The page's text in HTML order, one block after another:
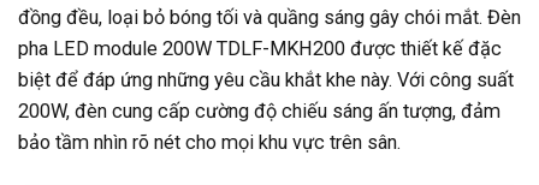
đồng đều, loại bỏ bóng tối và quầng sáng gây chói mắt. Đèn
pha LED module 200W TDLF-MKH200 được thiết kế đặc
biệt để đáp ứng những yêu cầu khắt khe này. Với công suất
200W, đèn cung cấp cường độ chiếu sáng ấn tượng, đảm
bảo tầm nhìn rõ nét cho mọi khu vực trên sân.